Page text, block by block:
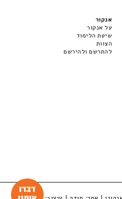
אנקור
על אנקור
שיטת הלימוד
הצוות
להתרשם ולהירשם